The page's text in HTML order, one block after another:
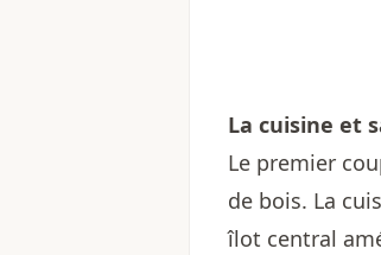
La cuisine et
Le premier
de bois. La
îlot central